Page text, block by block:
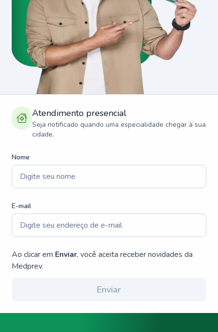
Atendimento presencial
Seja notificado quando uma especialidade chegar à sua
cidade.
Nome
E-mail
Ao clicar em Enviar, você aceita receber novidades da
Medprev.
Enviar